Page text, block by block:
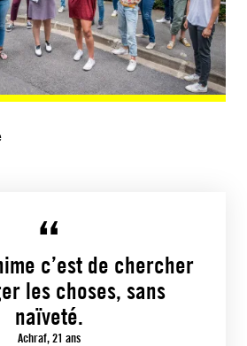
c’est de chercher
les choses, sans
naïveté.
Achraf, 21 ans